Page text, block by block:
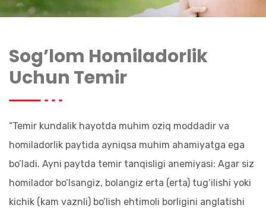
Sog’lom Homiladorlik
Uchun Temir
“Temir kundalik hayotda muhim oziq moddadir va
homiladorlik paytida ayniqsa muhim ahamiyatga ega
bo’ladi. Ayni paytda temir tanqisligi anemiyasi: Agar siz
homilador bo’lsangiz, bolangiz erta (erta) tug’ilishi yoki
kichik (kam vaznli) bo’lish ehtimoli borligini anglatishi